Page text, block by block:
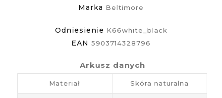
Marka Beltimore
Odniesienie K66white_black
EAN 5903714328796
Arkusz danych
Materiał Skóra naturalna